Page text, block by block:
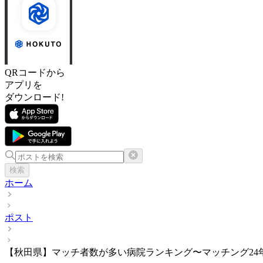
QRコードから
アプリを
ダウンロード!
検索
ホーム
ポスト
【秋田県】マッチ者数が多い病院ランキング〜マッチング24